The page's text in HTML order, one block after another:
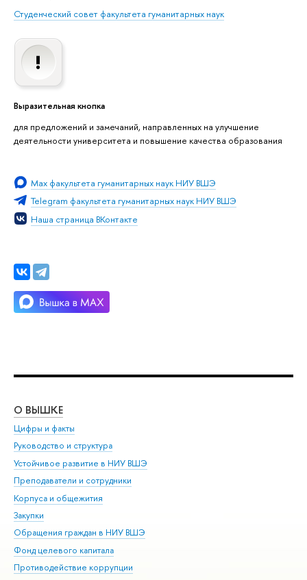
Студенческий совет факультета гуманитарных наук
Выразительная кнопка
для предложений и замечаний, направленных на улучшение
деятельности университета и повышение качества образования
Мах факультета гуманитарных наук НИУ ВШЭ
Telegram факультета гуманитарных наук НИУ ВШЭ
Наша страница ВКонтакте
О ВЫШКЕ
Цифры и факты
Руководство и структура
Устойчивое развитие в НИУ ВШЭ
Преподаватели и сотрудники
Корпуса и общежития
Закупки
Обращения граждан в НИУ ВШЭ
Фонд целевого капитала
Противодействие коррупции